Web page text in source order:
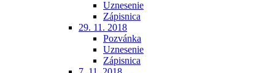
Uznesenie
Zápisnica
29. 11. 2018
Pozvánka
Uznesenie
Zápisnica